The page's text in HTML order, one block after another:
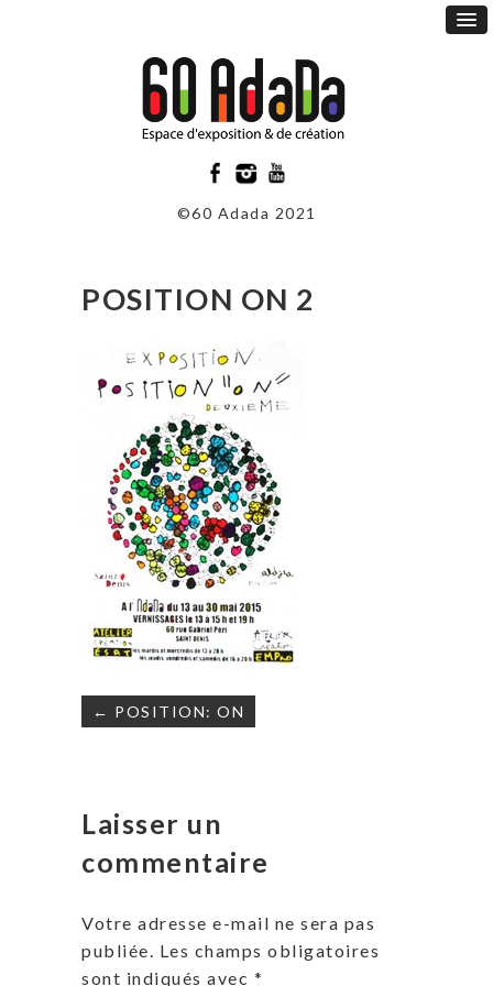
©60 Adada 2021
POSITION ON 2
Navigation
de
← POSITION: ON
Laisser un
commentaire
Votre adresse e-mail ne sera pas
publiée. Les champs obligatoires
sont indiqués avec *